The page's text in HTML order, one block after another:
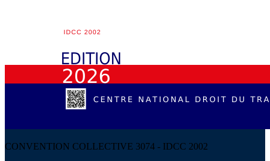
CONVENTION COLLECTIVE 3074 - IDCC 2002